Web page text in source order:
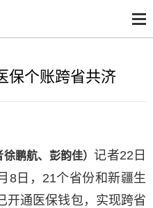
保个账跨省共济
徐鹏航、彭韵佳）记者22日
8日，21个省份和新疆生
开通医保钱包，实现跨省